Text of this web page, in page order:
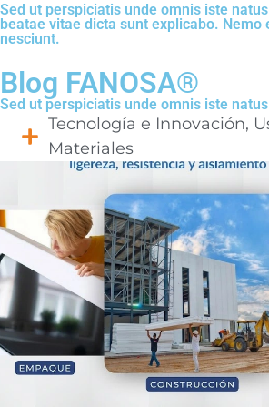
Sed ut perspiciatis unde omnis iste
beatae vitae dicta sunt explicabo.
nesciunt.
Blog FANOSA®
Sed ut perspiciatis unde omnis iste
Tecnología e Innovación,
Materiales